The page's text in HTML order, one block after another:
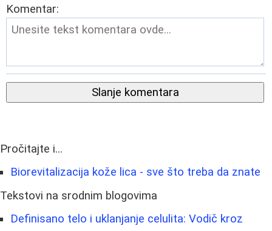
Komentar:
Slanje komentara
Pročitajte i...
Biorevitalizacija kože lica - sve što treba da znate
Tekstovi na srodnim blogovima
Definisano telo i uklanjanje celulita: Vodič kroz